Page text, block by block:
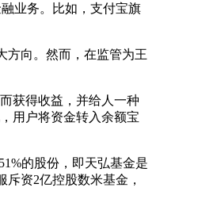
业务。比如，支付宝旗
方向。然而，在监管为王
获得收益，并给人一种
用户将资金转入余额宝
的股份，即天弘基金是
资2亿控股数米基金，